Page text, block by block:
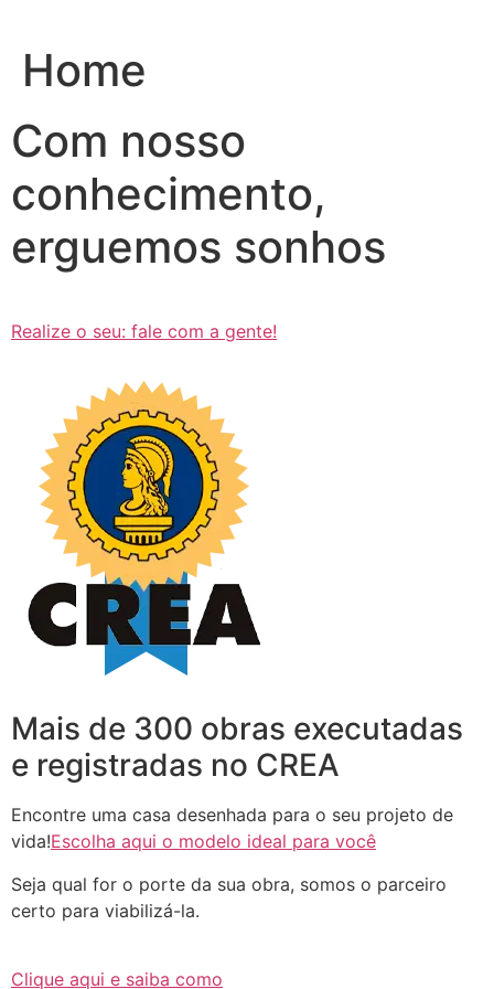
conteúdo
Home
Com nosso
conhecimento,
erguemos sonhos
Realize o seu: fale com a gente!
Mais de 300 obras executadas
e registradas no CREA
Encontre uma casa desenhada para o seu projeto de
vida!Escolha aqui o modelo ideal para você
Seja qual for o porte da sua obra, somos o parceiro
certo para viabilizá-la.
Clique aqui e saiba como